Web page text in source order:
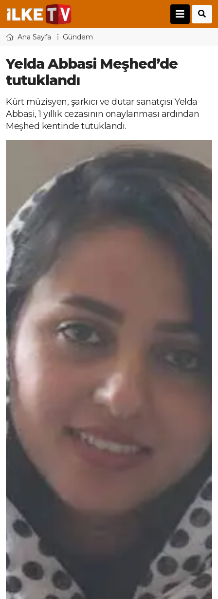
Ana Sayfa Gündem
Yelda Abbasi Meşhed’de
tutuklandı
Kürt müzisyen, şarkıcı ve dutar sanatçısı Yelda
Abbasi, 1 yıllık cezasının onaylanması ardından
Meşhed kentinde tutuklandı.